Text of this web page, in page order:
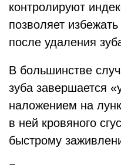
контролируют
позволяет
после удаления
В большинстве
зуба завершается
наложением на
в ней кровяного
быстрому